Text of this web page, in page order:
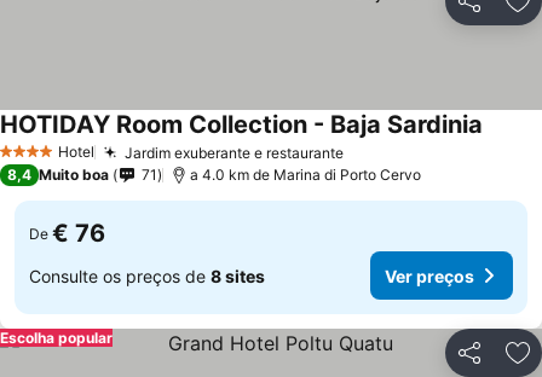
Partilhar
4 EstrelasHotel Jardim exuberante e restauranteVer preços
HOTIDAY Room Collection - Baja Sardinia
8,4 Muito boa 71 a 4.0 km de Marina di Porto Cervo
De € 76
Consulte os preços de 8 sites Ver preços
Partilhar
Escolha popular